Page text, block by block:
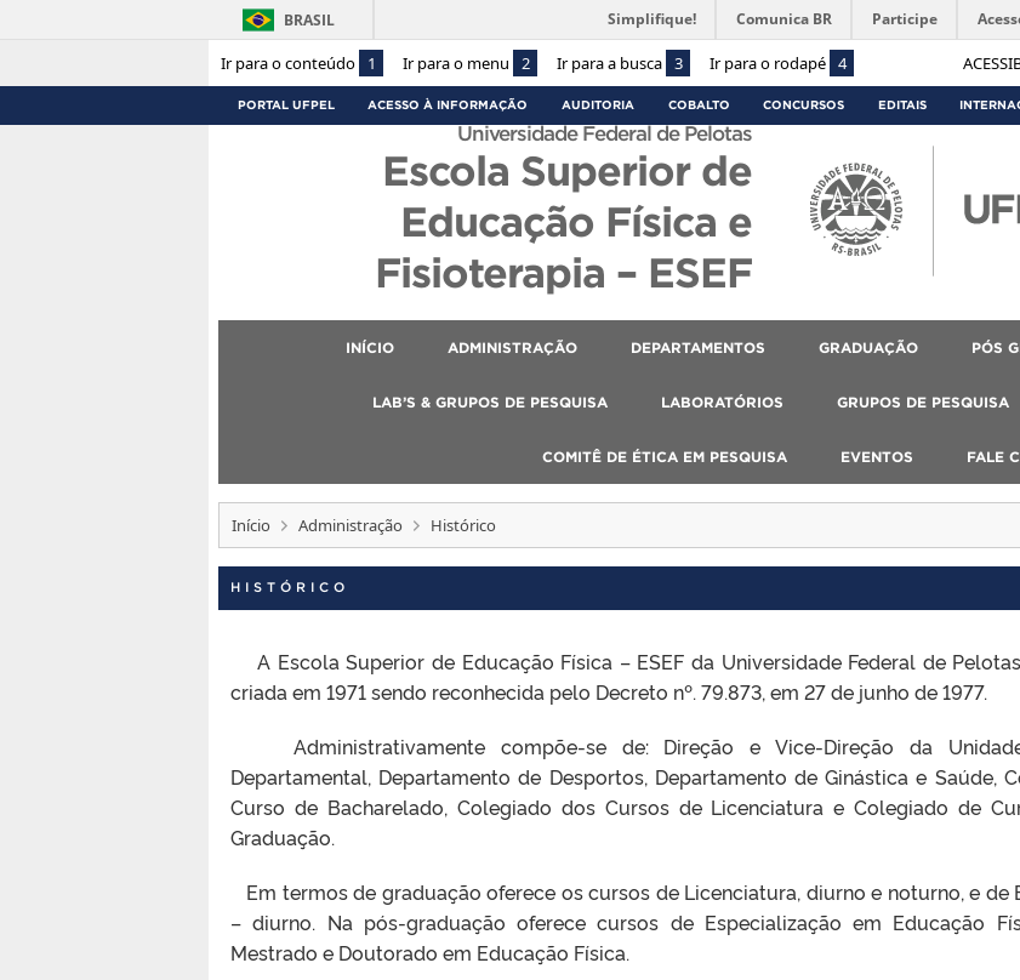
Ir para o conteúdo 1 Ir para o menu 2 Ir para a busca 3 Ir para o rodapé 4
BRASIL Simplifique! Comunica BR Participe
PORTAL UFPEL ACESSO À INFORMAÇÃO AUDITORIA COBALTO CONCURSOS EDITAIS
Universidade Federal de Pelotas
Escola Superior de
Educação Física e
Fisioterapia – ESEF
INÍCIO ADMINISTRAÇÃO DEPARTAMENTOS GRADUAÇÃO PÓS
LAB’S & GRUPOS DE PESQUISA LABORATÓRIOS GRUPOS DE PESQUISA
COMITÊ DE ÉTICA EM PESQUISA EVENTOS FALE
Início Administração Histórico
HISTÓRICO
A Escola Superior de Educação Física – ESEF da Universidade Federal de
criada em 1971 sendo reconhecida pelo Decreto nº. 79.873, em 27 de junho de 1977.
Administrativamente compõe-se de: Direção e Vice-Direção da
Departamental, Departamento de Desportos, Departamento de Ginástica e Saúde,
Curso de Bacharelado, Colegiado dos Cursos de Licenciatura e Colegiado de
Graduação.
Em termos de graduação oferece os cursos de Licenciatura, diurno e noturno, e de
– diurno. Na pós-graduação oferece cursos de Especialização em Educação
Mestrado e Doutorado em Educação Física.